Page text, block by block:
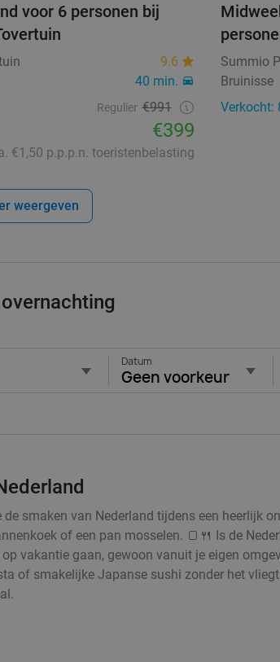
voor 6 personen bij
9.6
40 min.
Regulier €991
€399
€1,50 p.p.p.n. toeristenbelasting
Summio
Bruinisse
Verkocht:
weergeven
Datum
Geen voorkeur
smaken van Nederland tijdens een heerlijk
of een pan mosselen. 🍞🍴 Is de
vakantie gaan, gewoon vanuit je eigen
of smakelijke Japanse sushi zonder het